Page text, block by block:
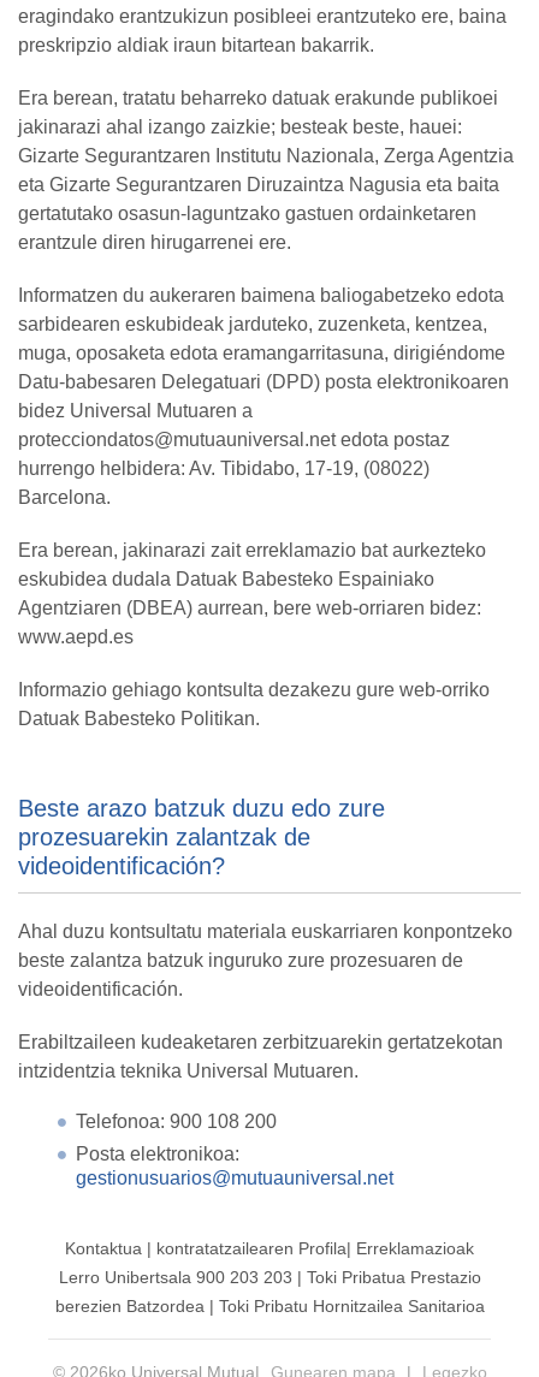
eragindako erantzukizun posibleei erantzuteko ere, baina
preskripzio aldiak iraun bitartean bakarrik.
Era berean, tratatu beharreko datuak erakunde publikoei
jakinarazi ahal izango zaizkie; besteak beste, hauei:
Gizarte Segurantzaren Institutu Nazionala, Zerga Agentzia
eta Gizarte Segurantzaren Diruzaintza Nagusia eta baita
gertatutako osasun-laguntzako gastuen ordainketaren
erantzule diren hirugarrenei ere.
Informatzen du aukeraren baimena baliogabetzeko edota
sarbidearen eskubideak jarduteko, zuzenketa, kentzea,
muga, oposaketa edota eramangarritasuna, dirigiéndome
Datu-babesaren Delegatuari (DPD) posta elektronikoaren
bidez Universal Mutuaren a
protecciondatos@mutuauniversal.net edota postaz
hurrengo helbidera: Av. Tibidabo, 17-19, (08022)
Barcelona.
Era berean, jakinarazi zait erreklamazio bat aurkezteko
eskubidea dudala Datuak Babesteko Espainiako
Agentziaren (DBEA) aurrean, bere web-orriaren bidez:
www.aepd.es
Informazio gehiago kontsulta dezakezu gure web-orriko
Datuak Babesteko Politikan.
Beste arazo batzuk duzu edo zure
prozesuarekin zalantzak de
videoidentificación?
Ahal duzu kontsultatu materiala euskarriaren konpontzeko
beste zalantza batzuk inguruko zure prozesuaren de
videoidentificación.
Erabiltzaileen kudeaketaren zerbitzuarekin gertatzekotan
intzidentzia teknika Universal Mutuaren.
Telefonoa: 900 108 200​
Posta elektronikoa:
gestionusuarios@mutuauniversal.net
Kontaktua | kontratatzailearen Profila| Erreklamazioak
Lerro Unibertsala 900 203 203 | Toki Pribatua Prestazio
berezien Batzordea | Toki Pribatu Hornitzailea Sanitarioa
© 2026ko Universal Mutua| Gunearen mapa | Legezko